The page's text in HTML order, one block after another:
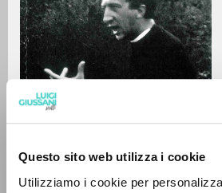
Questo sito web utilizza i cookie
Utilizziamo i cookie per